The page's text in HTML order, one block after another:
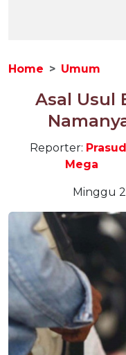
Home Umum
Asal Usul
Reporter:
Mega
Minggu